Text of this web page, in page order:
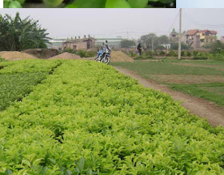
Cây Ắc Ó
Giá:Liên hệ